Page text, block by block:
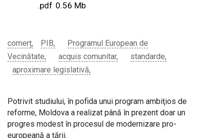
.pdf 0.56 Mb
comerț PIB
Programul European de
Vecinătate
acquis comunitar
standarde
aproximare legislativă
Potrivit studiului, în pofida unui program ambiţios de
reforme, Moldova a realizat până în prezent doar un
progres modest în procesul de modernizare pro-
europeană a ţării.